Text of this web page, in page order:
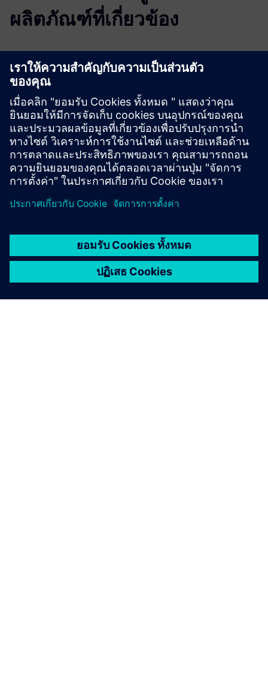
ผลิตภัณฑ์ที่เกี่ยวข้อง
ข้อมูลและแหล่งข้อมูลเพิ่มเติม
Whitepaper: The Five Phases of Successful IoT
Implementation
เงื่อนไขเบื้องต้น
none